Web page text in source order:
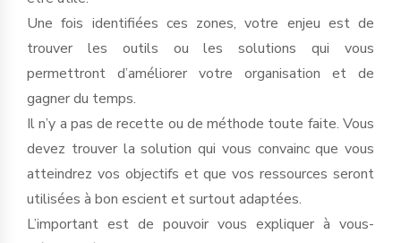
Une fois identifiées ces zones, votre enjeu est de
trouver les outils ou les solutions qui vous
permettront d’améliorer votre organisation et de
gagner du temps.
Il n’y a pas de recette ou de méthode toute faite. Vous
devez trouver la solution qui vous convainc que vous
atteindrez vos objectifs et que vos ressources seront
utilisées à bon escient et surtout adaptées.
L’important est de pouvoir vous expliquer à vous-